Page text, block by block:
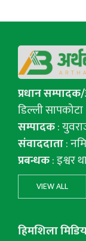
प्रधान
डिल्ली सापकोटा
सम्पादक:
संवाददाता:
प्रबन्धक: इश्वर
VIEW ALL
हिमशिला